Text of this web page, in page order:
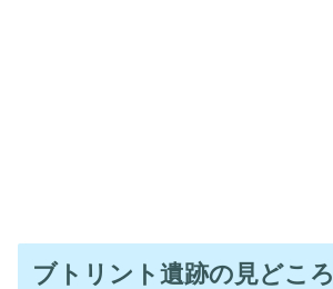
ブトリント遺跡の見どころ